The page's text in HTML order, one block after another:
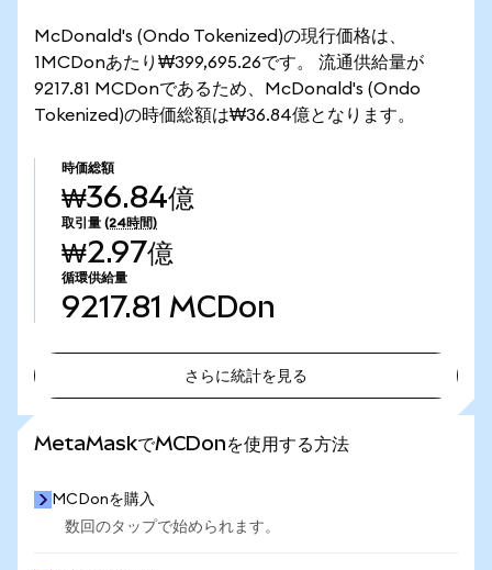
McDonald's (Ondo Tokenized)の現行価格は、
1MCDonあたり₩399,695.26です。 流通供給量が
9217.81 MCDonであるため、McDonald's (Ondo
Tokenized)の時価総額は₩36.84億となります。
時価総額
₩36.84億
取引量 (24時間)
₩2.97億
循環供給量
9217.81 MCDon
さらに統計を見る
MetaMaskでMCDonを使用する方法
MCDonを購入
数回のタップで始められます。